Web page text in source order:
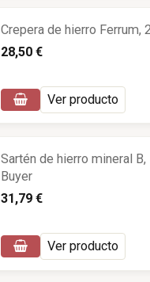
Crepera de hierro Ferrum,
28,50 €
Ver producto
Sartén de hierro mineral
Buyer
31,79 €
Ver producto